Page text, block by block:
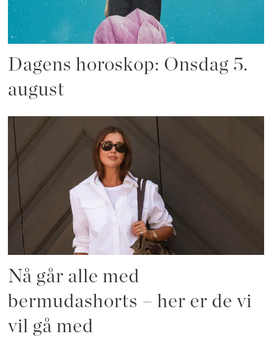
Dagens horoskop: Onsdag 5.
august
Nå går alle med
bermudashorts – her er de vi
vil gå med